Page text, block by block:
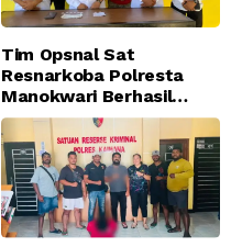
Tim Opsnal Sat
Resnarkoba Polresta
Manokwari Berhasil
Ungkap Kasus Tindak
Pidana Narkotika
Golongan I Jenis Shabu
di SP 4 Distrik Prafi kab.
Manokwari